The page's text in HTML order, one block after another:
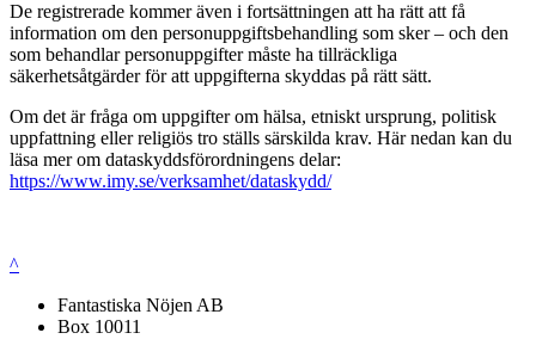
De registrerade kommer även i fortsättningen att ha rätt att få
information om den personuppgiftsbehandling som sker – och den
som behandlar personuppgifter måste ha tillräckliga
säkerhetsåtgärder för att uppgifterna skyddas på rätt sätt.
Om det är fråga om uppgifter om hälsa, etniskt ursprung, politisk
uppfattning eller religiös tro ställs särskilda krav. Här nedan kan du
läsa mer om dataskyddsförordningens delar:
https://www.imy.se/verksamhet/dataskydd/
^
Fantastiska Nöjen AB
Box 10011